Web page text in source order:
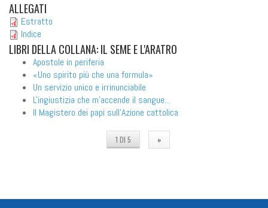
ALLEGATI
Estratto
Indice
LIBRI DELLA COLLANA: IL SEME E L'ARATRO
Apostole in periferia
«Uno spirito più che una formula»
Un servizio unico e irrinunciabile
L'ingiustizia che m'accende il sangue...
Il Magistero dei papi sull'Azione cattolica
1 DI 5 »